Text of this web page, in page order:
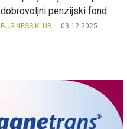
dobrovoljni penzijski fond
BUSINESS KLUB 03.12.2025.